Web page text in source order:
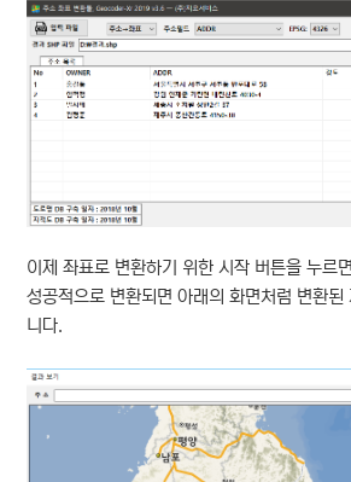
이제 좌표로 변환하기 위한 시작 버튼을 누르
성공적으로 변환되면 아래의 화면처럼 변환된
니다.